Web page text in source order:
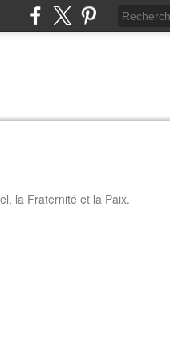
la Fraternité et la Paix.